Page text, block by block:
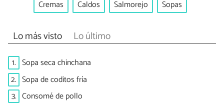
Cremas Caldos Salmorejo Sopas
Lo más visto Lo último
1. Sopa seca chinchana
2. Sopa de coditos fría
3. Consomé de pollo